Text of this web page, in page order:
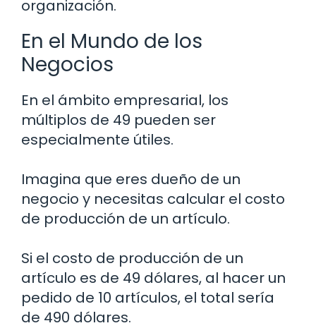
organización.
En el Mundo de los
Negocios
En el ámbito empresarial, los
múltiplos de 49 pueden ser
especialmente útiles.
Imagina que eres dueño de un
negocio y necesitas calcular el costo
de producción de un artículo.
Si el costo de producción de un
artículo es de 49 dólares, al hacer un
pedido de 10 artículos, el total sería
de 490 dólares.